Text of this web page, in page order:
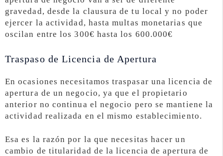
gravedad, desde la clausura de tu local y no poder
ejercer la actividad, hasta multas monetarias que
oscilan entre los 300€ hasta los 600.000€
Traspaso de Licencia de Apertura
En ocasiones necesitamos traspasar una licencia de
apertura de un negocio, ya que el propietario
anterior no continua el negocio pero se mantiene la
actividad realizada en el mismo establecimiento.
Esa es la razón por la que necesitas hacer un
cambio de titularidad de la licencia de apertura de